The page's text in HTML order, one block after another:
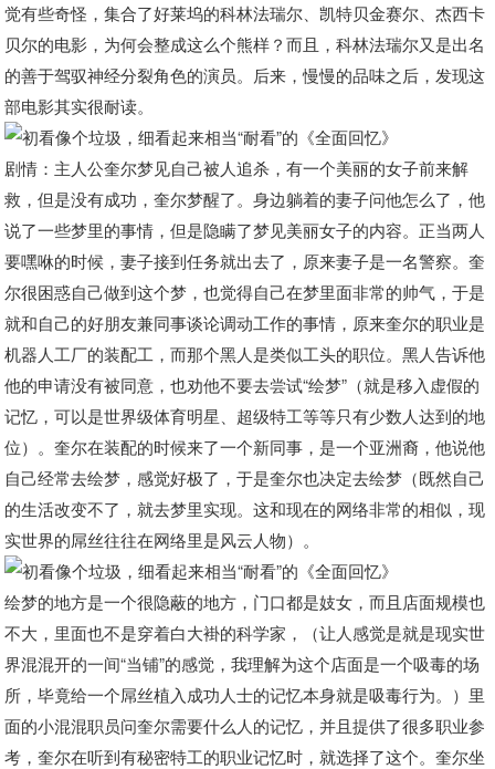
觉有些奇怪，集合了好莱坞的科林法瑞尔、凯特贝金赛尔、杰西卡
贝尔的电影，为何会整成这么个熊样？而且，科林法瑞尔又是出名
的善于驾驭神经分裂角色的演员。后来，慢慢的品味之后，发现这
部电影其实很耐读。
剧情：主人公奎尔梦见自己被人追杀，有一个美丽的女子前来解
救，但是没有成功，奎尔梦醒了。身边躺着的妻子问他怎么了，他
说了一些梦里的事情，但是隐瞒了梦见美丽女子的内容。正当两人
要嘿咻的时候，妻子接到任务就出去了，原来妻子是一名警察。奎
尔很困惑自己做到这个梦，也觉得自己在梦里面非常的帅气，于是
就和自己的好朋友兼同事谈论调动工作的事情，原来奎尔的职业是
机器人工厂的装配工，而那个黑人是类似工头的职位。黑人告诉他
他的申请没有被同意，也劝他不要去尝试“绘梦”（就是移入虚假的
记忆，可以是世界级体育明星、超级特工等等只有少数人达到的地
位）。奎尔在装配的时候来了一个新同事，是一个亚洲裔，他说他
自己经常去绘梦，感觉好极了，于是奎尔也决定去绘梦（既然自己
的生活改变不了，就去梦里实现。这和现在的网络非常的相似，现
实世界的屌丝往往在网络里是风云人物）。
绘梦的地方是一个很隐蔽的地方，门口都是妓女，而且店面规模也
不大，里面也不是穿着白大褂的科学家，（让人感觉是就是现实世
界混混开的一间“当铺”的感觉，我理解为这个店面是一个吸毒的场
所，毕竟给一个屌丝植入成功人士的记忆本身就是吸毒行为。）里
面的小混混职员问奎尔需要什么人的记忆，并且提供了很多职业参
考，奎尔在听到有秘密特工的职业记忆时，就选择了这个。奎尔坐